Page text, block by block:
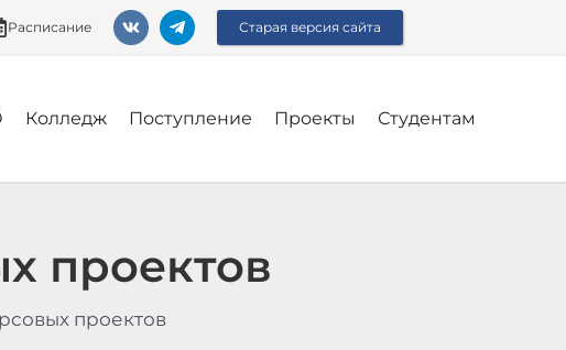
Расписание Старая версия сайта
Колледж Поступление Проекты Студентам
проектов
проектов